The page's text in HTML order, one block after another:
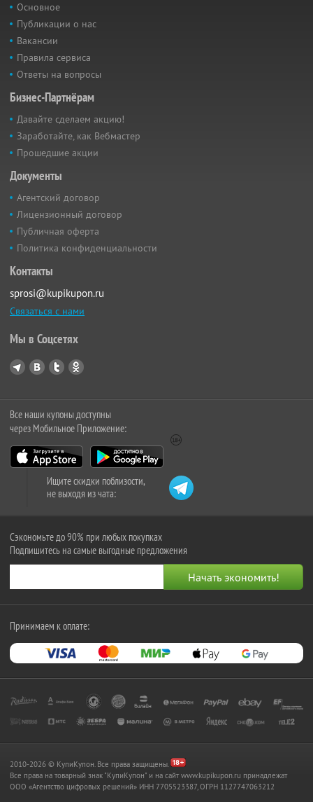
Основное
Публикации о нас
Вакансии
Правила сервиса
Ответы на вопросы
Бизнес-Партнёрам
Давайте сделаем акцию!
Заработайте, как Вебмастер
Прошедшие акции
Документы
Агентский договор
Лицензионный договор
Публичная оферта
Политика конфиденциальности
Контакты
sprosi@kupikupon.ru
Связаться с нами
Мы в Соцсетях
Все наши купоны доступны
через Мобильное Приложение:
Ищите скидки поблизости,
не выходя из чата:
Сэкономьте до 90% при любых покупках
Подпишитесь на самые выгодные предложения
Принимаем к оплате:
2010-2026 © КупиКупон. Все права защищены.
Все права на товарный знак "КупиКупон" и на сайт www.kupikupon.ru принадлежат
OOO «Агентство цифровых решений» ИНН 7705523387, ОГРН 1127747063212